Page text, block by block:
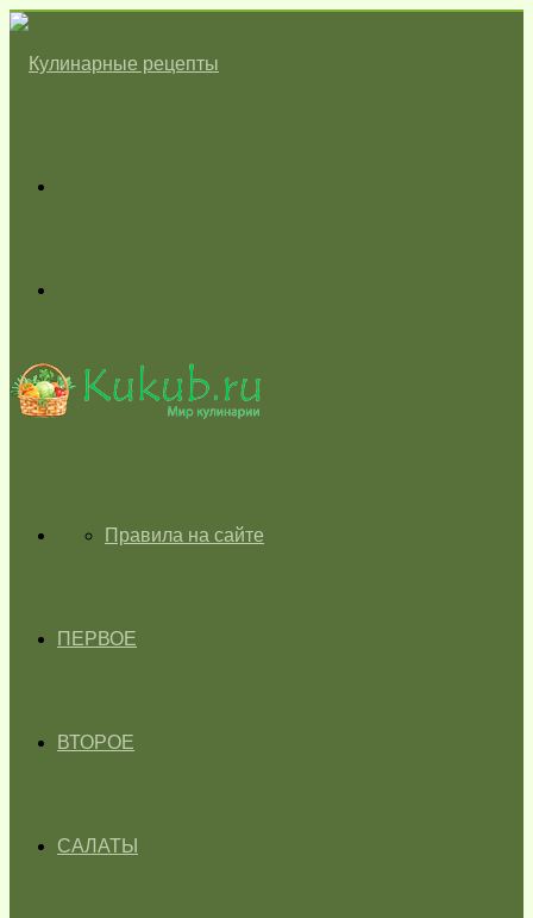
skin
ГЛАВНАЯПравила на сайте
ПЕРВОЕ
ВТОРОЕ
САЛАТЫ